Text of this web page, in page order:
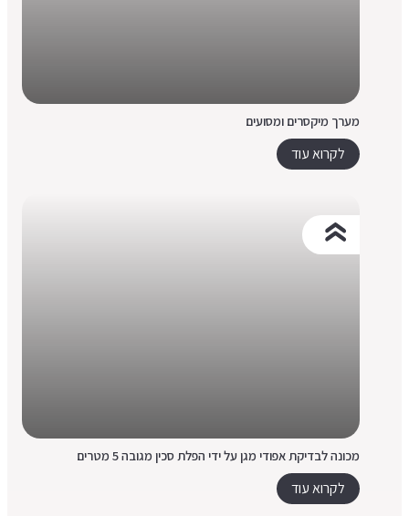
מערך מיקסרים ומסועים
לקרוא עוד
מכונה לבדיקת אפודי מגן על ידי הפלת סכין מגובה 5 מטרים
לקרוא עוד